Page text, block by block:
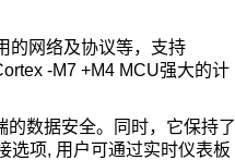
的网络及协议等，支持
-M7 +M4 MCU强大的计
数据安全。同时，它保持了
选项, 用户可通过实时仪表板